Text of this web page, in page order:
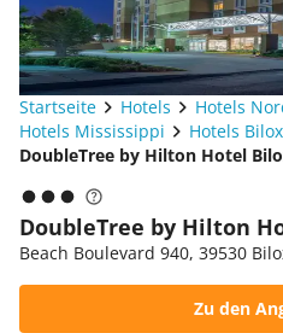
Startseite Hotels Hotels
Hotels Mississippi
Hotels
DoubleTree by Hilton Hotel
DoubleTree by Hilton
Beach Boulevard 940, 39530
Zu den